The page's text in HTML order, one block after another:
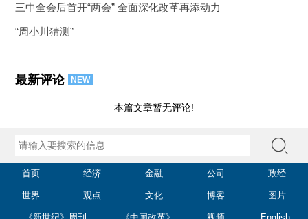
三中全会后首开“两会” 全面深化改革再添动力
“周小川猜测”
最新评论 NEW
本篇文章暂无评论!
首页 经济 金融 公司 政经
世界 观点 文化 博客 图片